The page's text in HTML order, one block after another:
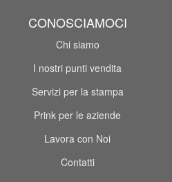
CONOSCIAMOCI
Chi siamo
I nostri punti vendita
Servizi per la stampa
Prink per le aziende
Lavora con Noi
Contatti